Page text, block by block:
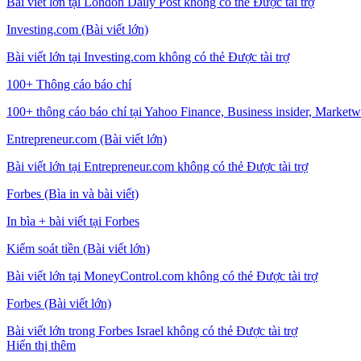
Investing.com (Bài viết lớn)
Bài viết lớn tại Investing.com không có thẻ Được tài trợ
100+ Thông cáo báo chí
100+ thông cáo báo chí tại Yahoo Finance, Business insider,
Entrepreneur.com (Bài viết lớn)
Bài viết lớn tại Entrepreneur.com không có thẻ Được tài trợ
Forbes (Bìa in và bài viết)
In bìa + bài viết tại Forbes
Kiểm soát tiền (Bài viết lớn)
Bài viết lớn tại MoneyControl.com không có thẻ Được tài trợ
Forbes (Bài viết lớn)
Bài viết lớn trong Forbes Israel không có thẻ Được tài trợ
Hiển thị thêm